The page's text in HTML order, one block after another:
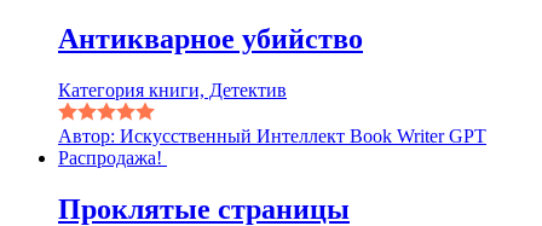
Антикварное убийство
Категория книги, Детектив
Автор: Искусственный Интеллект Book Writer GPT
Распродажа!
Проклятые страницы